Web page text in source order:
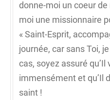
donne-moi un coeur
moi une missionnaire
« Saint-Esprit,
journée, car sans Toi,
cas, soyez assuré qu’Il
immensément et qu’Il
saint !